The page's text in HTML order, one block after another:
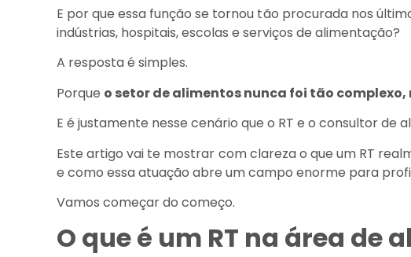
E por que essa função se tornou tão procurada nos
indústrias, hospitais, escolas e serviços de alimentação?
A resposta é simples.
Porque o setor de alimentos nunca foi tão
E é justamente nesse cenário que o RT e o consultor de
Este artigo vai te mostrar com clareza o que um RT
e como essa atuação abre um campo enorme para
Vamos começar do começo.
O que é um RT na área de